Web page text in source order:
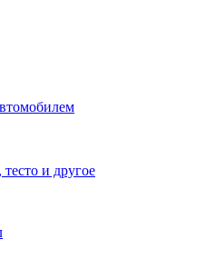
и другое